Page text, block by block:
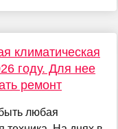
климатическая
году. Для нее
ремонт
любая